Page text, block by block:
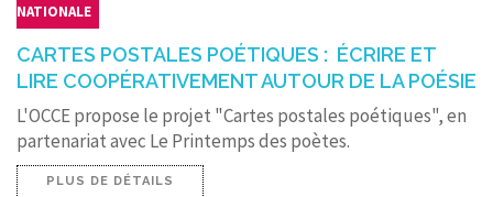
NATIONALE
CARTES POSTALES POÉTIQUES : ÉCRIRE ET
LIRE COOPÉRATIVEMENT AUTOUR DE LA POÉSIE
L'OCCE propose le projet "Cartes postales poétiques", en
partenariat avec Le Printemps des poètes.
PLUS DE DÉTAILS